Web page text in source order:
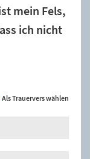
mein Fels,
ich nicht
Als Trauervers wählen